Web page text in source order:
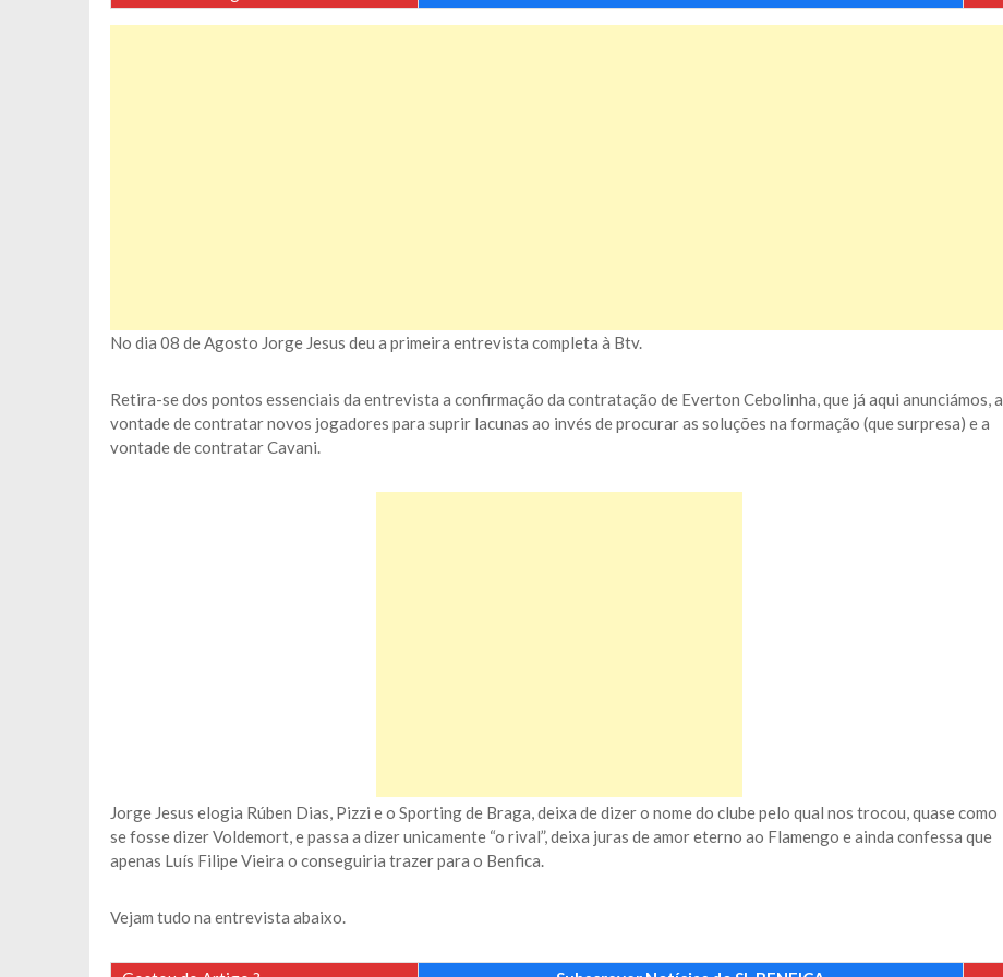
No dia 08 de Agosto Jorge Jesus deu a primeira entrevista completa à Btv.
Retira-se dos pontos essenciais da entrevista a confirmação da contratação de Everton Cebolinha, que já aqui anunciámos, a
vontade de contratar novos jogadores para suprir lacunas ao invés de procurar as soluções na formação (que surpresa) e a
vontade de contratar Cavani.
Jorge Jesus elogia Rúben Dias, Pizzi e o Sporting de Braga, deixa de dizer o nome do clube pelo qual nos trocou, quase como
se fosse dizer Voldemort, e passa a dizer unicamente “o rival”, deixa juras de amor eterno ao Flamengo e ainda confessa que
apenas Luís Filipe Vieira o conseguiria trazer para o Benfica.
Vejam tudo na entrevista abaixo.